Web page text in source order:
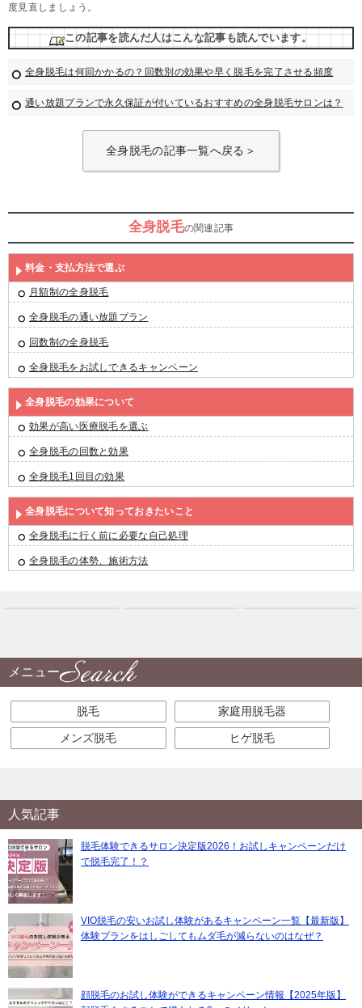
度見直しましょう。
この記事を読んだ人はこんな記事も読んでいます。
全身脱毛は何回かかるの？回数別の効果や早く脱毛を完了させる頻度
通い放題プランで永久保証が付いているおすすめの全身脱毛サロンは？
全身脱毛の記事一覧へ戻る＞
全身脱毛の関連記事
料金・支払方法で選ぶ
月額制の全身脱毛
全身脱毛の通い放題プラン
回数制の全身脱毛
全身脱毛をお試しできるキャンペーン
全身脱毛の効果について
効果が高い医療脱毛を選ぶ
全身脱毛の回数と効果
全身脱毛1回目の効果
全身脱毛について知っておきたいこと
全身脱毛に行く前に必要な自己処理
全身脱毛の体勢、施術方法
メニュー
脱毛 家庭用脱毛器
メンズ脱毛 ヒゲ脱毛
人気記事
脱毛体験できるサロン決定版2026！お試しキャンペーンだけ
で脱毛完了！？
VIO脱毛の安いお試し体験があるキャンペーン一覧【最新版】
体験プランをはしごしてもムダ毛が減らないのはなぜ？
顔脱毛のお試し体験ができるキャンペーン情報【2025年版】